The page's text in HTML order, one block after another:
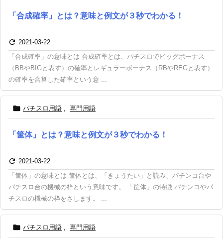
「合成確率」とは？意味と例文が３秒でわかる！
 2021-03-22
「合成確率」の意味とは 合成確率とは、パチスロでビッグボーナス
（BBやBIGと表す）の確率とレギュラーボーナス（RBやREGと表す）
の確率を合算した確率という意 ...
 パチスロ用語 , 専門用語
「筐体」とは？意味と例文が３秒でわかる！
 2021-03-22
「筐体」の意味とは 筐体とは、「きょうたい」と読み、パチンコ台や
パチスロ台の機械の枠という意味です。 「筐体」の特徴 パチンコやパ
チスロの機械の枠をさします。 ...
 パチスロ用語 , 専門用語